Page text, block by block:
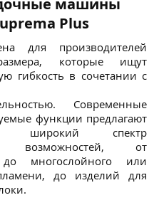
машины
Plus
для производителей
которые ищут
гибкость в сочетании с
Современные
функции предлагают
широкий спектр
возможностей, от
до многослойного или
до изделий для